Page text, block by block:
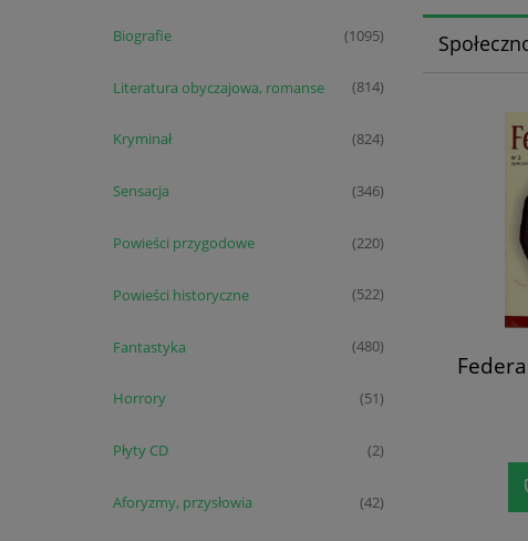
Biografie (1095)
Literatura obyczajowa, romanse (814)
Kryminał (824)
Sensacja (346)
Powieści przygodowe (220)
Powieści historyczne (522)
Fantastyka (480)
Horrory (51)
Płyty CD (2)
Aforyzmy, przysłowia (42)